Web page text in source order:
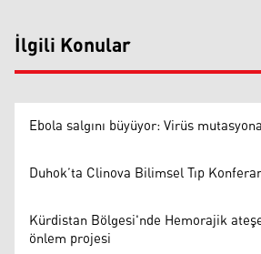
İlgili Konular
Ebola salgını büyüyor: Virüs
Duhok’ta Clinova Bilimsel Tıp
Kürdistan Bölgesi'nde Hemorajik
önlem projesi